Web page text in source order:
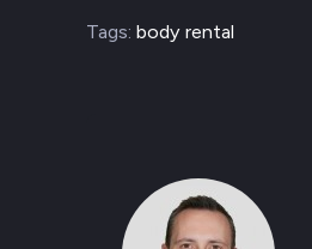
Tags: body rental